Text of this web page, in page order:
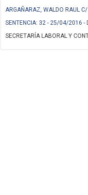
ARGAÑARAZ, WALDO RAUL
SENTENCIA: 32 - 25/04/2016 -
SECRETARÍA LABORAL Y